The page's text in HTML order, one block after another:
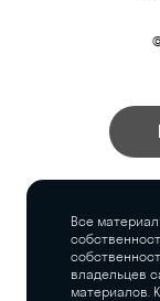
Все
владельцев
материалов.